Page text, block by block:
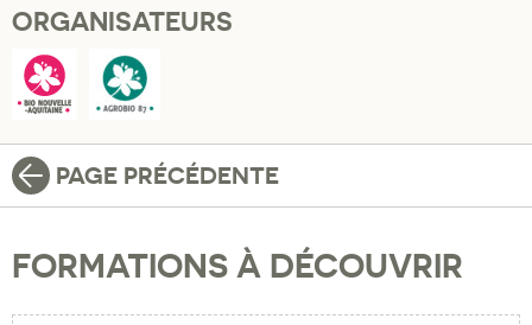
ORGANISATEURS
PAGE PRÉCÉDENTE
FORMATIONS À DÉCOUVRIR